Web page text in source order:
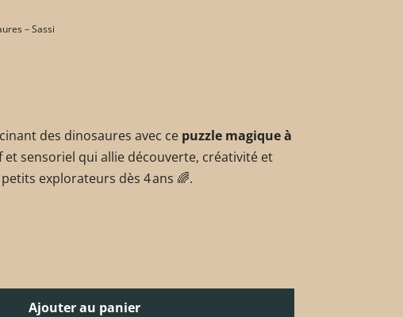
– Sassi
des dinosaures avec ce puzzle magique à
et sensoriel qui allie découverte, créativité et
explorateurs dès 4 ans 🌈.
Ajouter au panier